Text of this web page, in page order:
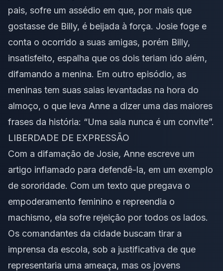
pais, sofre um assédio em que, por mais que
gostasse de Billy, é beijada à força. Josie foge e
conta o ocorrido a suas amigas, porém Billy,
insatisfeito, espalha que os dois teriam ido além,
difamando a menina. Em outro episódio, as
meninas tem suas saias levantadas na hora do
almoço, o que leva Anne a dizer uma das maiores
frases da história: “Uma saia nunca é um convite”.
LIBERDADE DE EXPRESSÃO
Com a difamação de Josie, Anne escreve um
artigo inflamado para defendê-la, em um exemplo
de sororidade. Com um texto que pregava o
empoderamento feminino e repreendia o
machismo, ela sofre rejeição por todos os lados.
Os comandantes da cidade buscam tirar a
imprensa da escola, sob a justificativa de que
representaria uma ameaça, mas os jovens